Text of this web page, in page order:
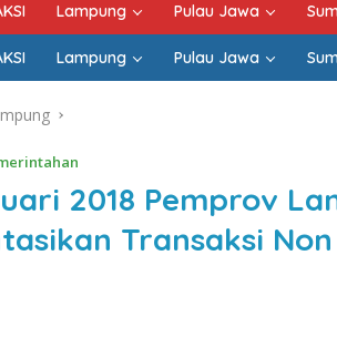
Lampung Pulau Jawa
Lampung Pulau Jawa
2018 Pemprov
Transaksi